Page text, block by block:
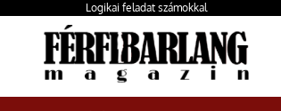
Logikai feladat számokkal